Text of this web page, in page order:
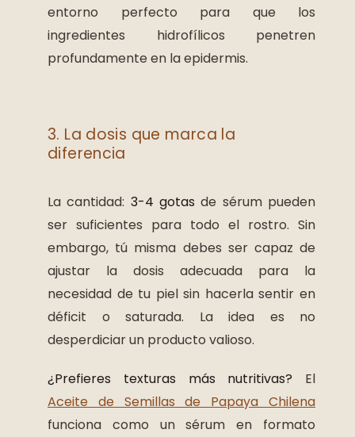
entorno perfecto para que los
ingredientes hidrofílicos penetren
profundamente en la epidermis.
3. La dosis que marca la
diferencia
La cantidad: 3-4 gotas de sérum pueden
ser suficientes para todo el rostro. Sin
embargo, tú misma debes ser capaz de
ajustar la dosis adecuada para la
necesidad de tu piel sin hacerla sentir en
déficit o saturada. La idea es no
desperdiciar un producto valioso.
¿Prefieres texturas más nutritivas? El
Aceite de Semillas de Papaya Chilena
funciona como un sérum en formato